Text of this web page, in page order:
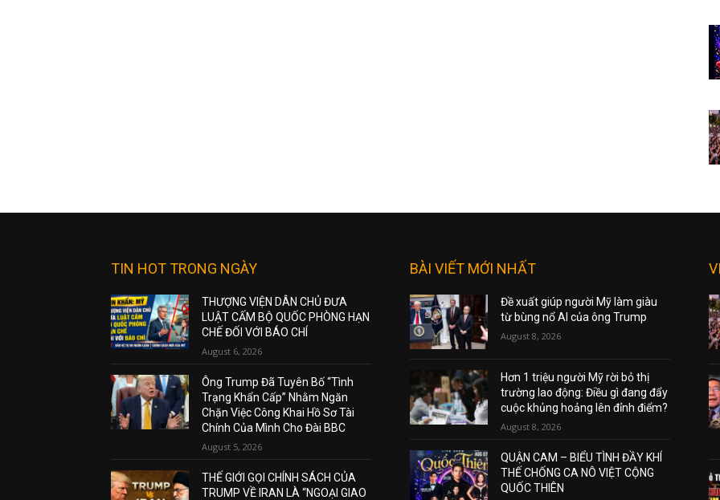
TIN HOT TRONG NGÀY
THƯỢNG VIỆN DÂN CHỦ ĐƯA
LUẬT CẤM BỘ QUỐC PHÒNG HẠN
CHẾ ĐỐI VỚI BÁO CHÍ
August 6, 2026
Ông Trump Đã Tuyên Bố “Tình
Trạng Khẩn Cấp” Nhằm Ngăn
Chặn Việc Công Khai Hồ Sơ Tài
Chính Của Mình Cho Đài BBC
August 5, 2026
THẾ GIỚI GỌI CHÍNH SÁCH CỦA
TRUMP VỀ IRAN LÀ “NGOẠI GIAO
BÀI VIẾT MỚI NHẤT
Đề xuất giúp người Mỹ làm giàu
từ bùng nổ AI của ông Trump
August 8, 2026
Hơn 1 triệu người Mỹ rời bỏ thị
trường lao động: Điều gì đang đẩy
cuộc khủng hoảng lên đỉnh điểm?
August 8, 2026
QUẬN CAM – BIỂU TÌNH ĐẦY KHÍ
THẾ CHỐNG CA NÔ VIỆT CỘNG
QUỐC THIÊN